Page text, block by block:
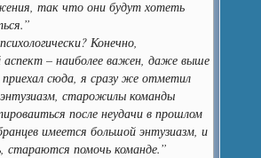
так что они будут хотеть
Конечно,
аспект – наиболее важен, даже выше
сюда, я сразу же отметил
старожилы команды
после неудачи в прошлом
имеется большой энтузиазм, и
стараются помочь команде.”